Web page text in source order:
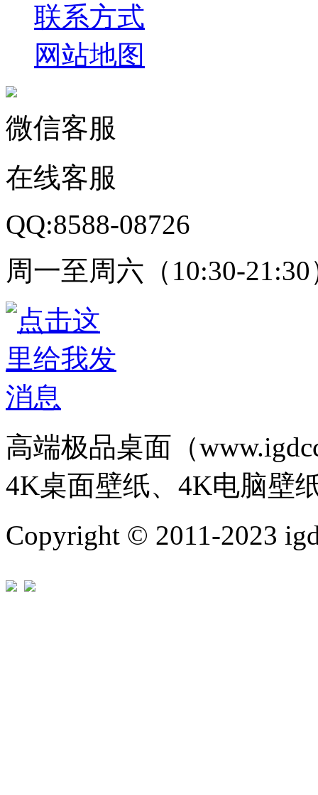
联系方式
网站地图
微信客服
在线客服
QQ:8588-08726
周一至周六（10:30-21:30
高端极品桌面（
4K桌面壁纸、4K电脑壁
Copyright © 2011-2023